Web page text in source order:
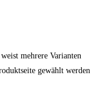
mehrere Varianten
gewählt werden